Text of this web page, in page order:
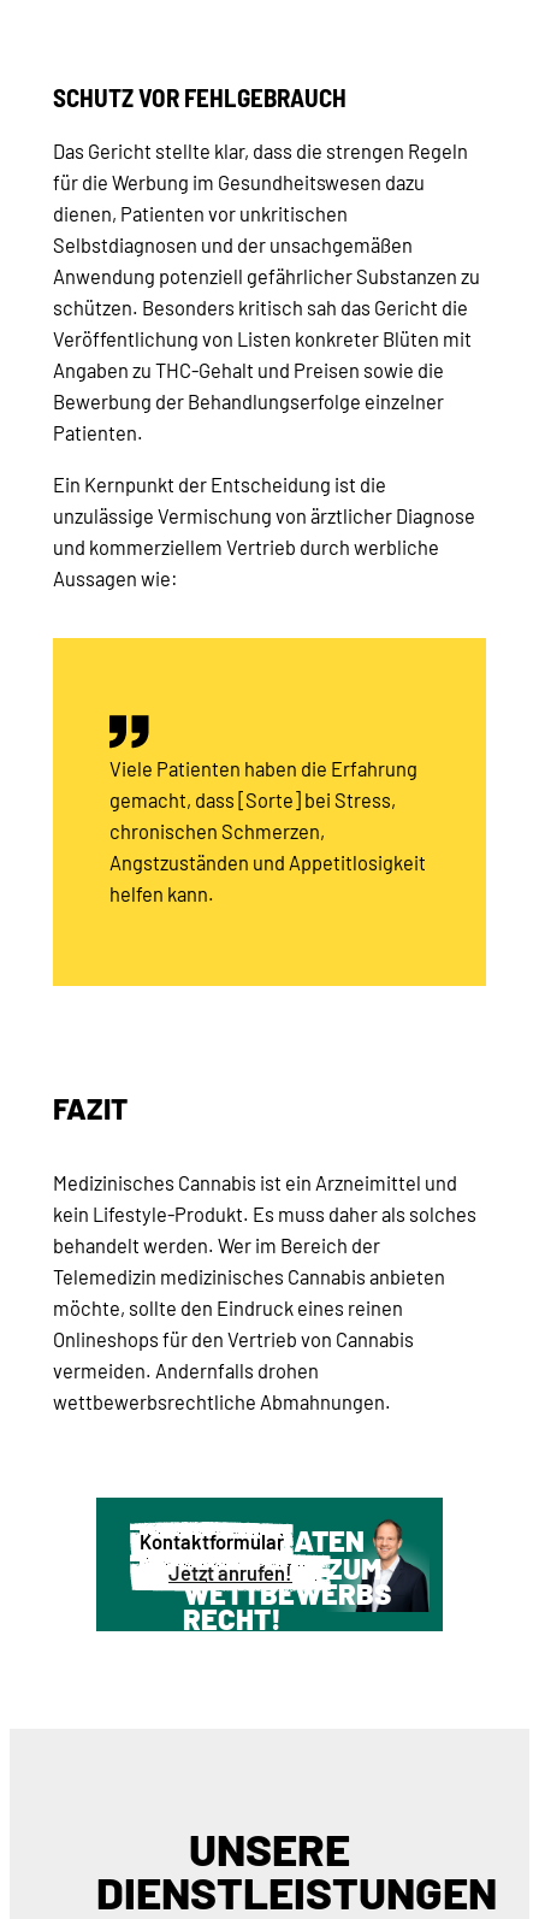
SCHUTZ VOR FEHLGEBRAUCH
Das Gericht stellte klar, dass die strengen Regeln
für die Werbung im Gesundheitswesen dazu
dienen, Patienten vor unkritischen
Selbstdiagnosen und der unsachgemäßen
Anwendung potenziell gefährlicher Substanzen zu
schützen. Besonders kritisch sah das Gericht die
Veröffentlichung von Listen konkreter Blüten mit
Angaben zu THC-Gehalt und Preisen sowie die
Bewerbung der Behandlungserfolge einzelner
Patienten.
Ein Kernpunkt der Entscheidung ist die
unzulässige Vermischung von ärztlicher Diagnose
und kommerziellem Vertrieb durch werbliche
Aussagen wie:
Viele Patienten haben die Erfahrung
gemacht, dass [Sorte] bei Stress,
chronischen Schmerzen,
Angstzuständen und Appetitlosigkeit
helfen kann.
FAZIT
Medizinisches Cannabis ist ein Arzneimittel und
kein Lifestyle-Produkt. Es muss daher als solches
behandelt werden. Wer im Bereich der
Telemedizin medizinisches Cannabis anbieten
möchte, sollte den Eindruck eines reinen
Onlineshops für den Vertrieb von Cannabis
vermeiden. Andernfalls drohen
wettbewerbsrechtliche Abmahnungen.
WIR BERATEN
SIE GERNE ZUM
WETTBEWERBS
RECHT!
Kontaktformular
Jetzt anrufen!
UNSERE
DIENSTLEISTUNGEN